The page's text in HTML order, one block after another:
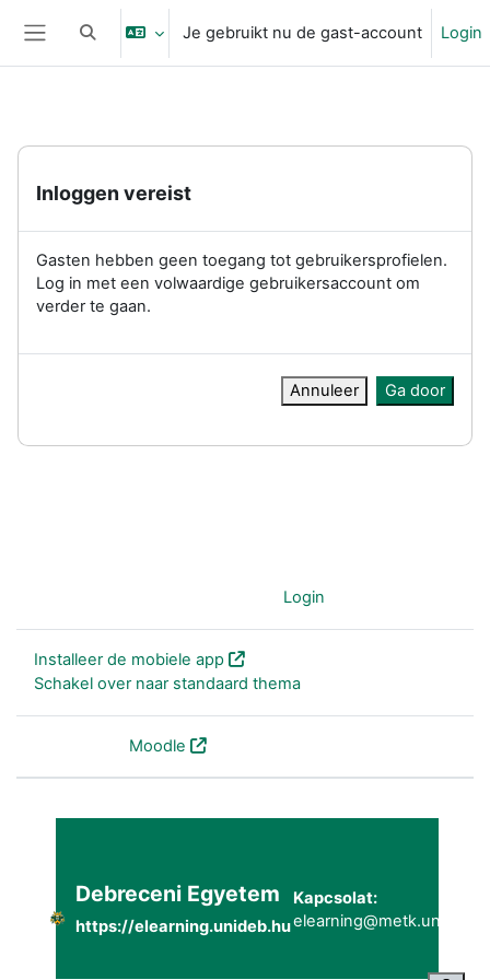
Ga naar hoofdinhoud
Schakel zoek invoerJe gebruikt nu de gast-account Login
Inloggen vereist
Gasten hebben geen toegang tot gebruikersprofielen.
Log in met een volwaardige gebruikersaccount om
verder te gaan.
Annuleer Ga door
Login
Installeer de mobiele app
Schakel over naar standaard thema
Moodle
Debreceni Egyetem
https://elearning.unideb.hu
Kapcsolat: